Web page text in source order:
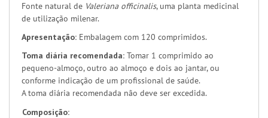
Fonte natural de Valeriana officinalis, uma planta medicinal
de utilização milenar.
Apresentação: Embalagem com 120 comprimidos.
Toma diária recomendada: Tomar 1 comprimido ao
pequeno-almoço, outro ao almoço e dois ao jantar, ou
conforme indicação de um profissional de saúde.
A toma diária recomendada não deve ser excedida.
Composição: